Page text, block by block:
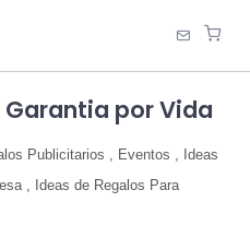
por Vida
Publicitarios Eventos
Ideas
Ideas de Regalos Para